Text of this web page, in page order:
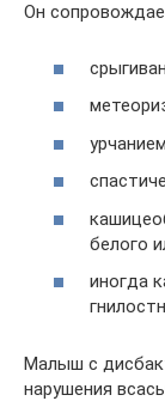
Он
белого
иногда
Малыш с
нарушения